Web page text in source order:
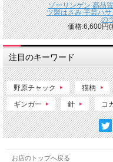
ゾーリンゲン 高品
ツ製はさみ 手芸ハ
の
価格:6,600円(
注目のキーワード
野原チャック 猫柄
ギンガー 針 コ
お店のトップへ戻る